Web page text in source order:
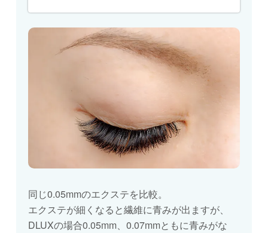
同じ0.05mmのエクステを比較。
エクステが細くなると繊維に青みが出ますが、
DLUXの場合0.05mm、0.07mmともに青みがな